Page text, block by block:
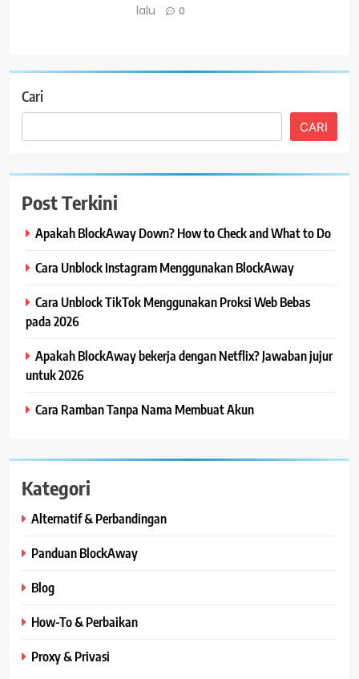
lalu
0
Cari
CARI
Post Terkini
Apakah BlockAway Down? How to Check and What to Do
Cara Unblock Instagram Menggunakan BlockAway
Cara Unblock TikTok Menggunakan Proksi Web Bebas
pada 2026
Apakah BlockAway bekerja dengan Netflix? Jawaban jujur
untuk 2026
Cara Ramban Tanpa Nama Membuat Akun
Kategori
Alternatif & Perbandingan
Panduan BlockAway
Blog
How-To & Perbaikan
Proxy & Privasi